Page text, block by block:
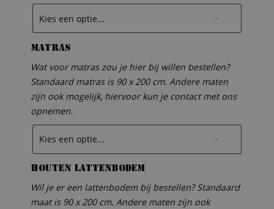
Matras
Wat voor matras zou je hier bij willen bestellen?
Standaard matras is 90 x 200 cm. Andere maten
zijn ook mogelijk, hiervoor kun je contact met ons
opnemen.
Houten lattenbodem
Wil je er een lattenbodem bij bestellen? Standaard
maat is 90 x 200 cm. Andere maten zijn ook